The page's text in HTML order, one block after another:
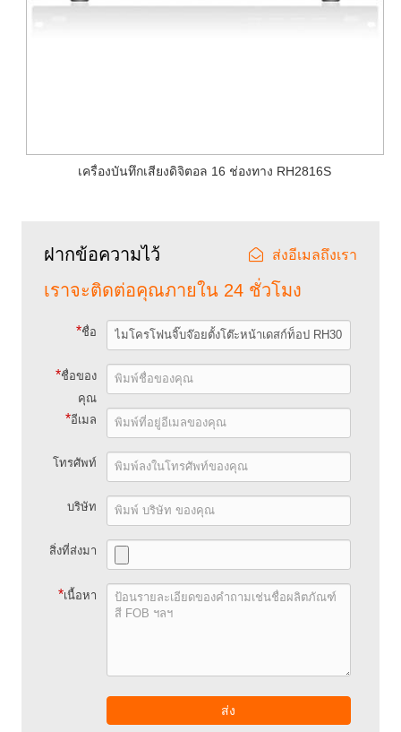
เครื่องบันทึกเสียงดิจิตอล 16 ช่องทาง RH2816S
ฝากข้อความไว้ ส่งอีเมลถึงเรา
เราจะติดต่อคุณภายใน 24 ชั่วโมง
*ชื่อ
*ชื่อของ
คุณ
*อีเมล
โทรศัพท์
บริษัท
สิ่งที่ส่งมา
*เนื้อหา
ส่ง